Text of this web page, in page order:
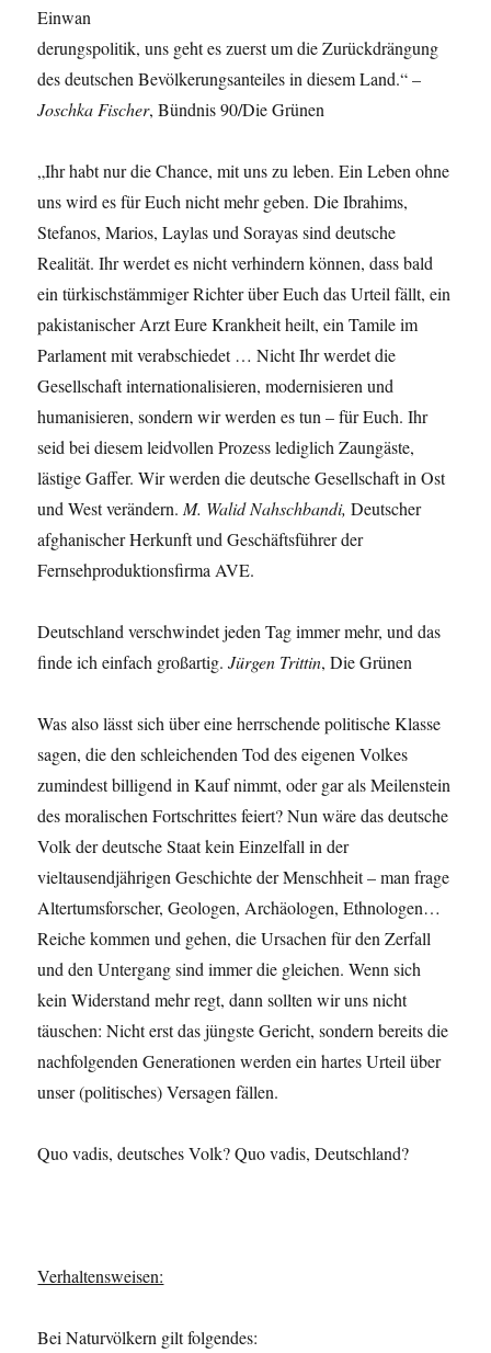
Einwan
derungspolitik, uns geht es zuerst um die Zurückdrängung
des deutschen Bevölkerungsanteiles in diesem Land.“ –
Joschka Fischer, Bündnis 90/Die Grünen
„Ihr habt nur die Chance, mit uns zu leben. Ein Leben ohne
uns wird es für Euch nicht mehr geben. Die Ibrahims,
Stefanos, Marios, Laylas und Sorayas sind deutsche
Realität. Ihr werdet es nicht verhindern können, dass bald
ein türkischstämmiger Richter über Euch das Urteil fällt, ein
pakistanischer Arzt Eure Krankheit heilt, ein Tamile im
Parlament mit verabschiedet … Nicht Ihr werdet die
Gesellschaft internationalisieren, modernisieren und
humanisieren, sondern wir werden es tun – für Euch. Ihr
seid bei diesem leidvollen Prozess lediglich Zaungäste,
lästige Gaffer. Wir werden die deutsche Gesellschaft in Ost
und West verändern. M. Walid Nahschbandi, Deutscher
afghanischer Herkunft und Geschäftsführer der
Fernsehproduktionsfirma AVE.
Deutschland verschwindet jeden Tag immer mehr, und das
finde ich einfach großartig.Jürgen Trittin, Die Grünen
Was also lässt sich über eine herrschende politische Klasse
sagen, die den schleichenden Tod des eigenen Volkes
zumindest billigend in Kauf nimmt, oder gar als Meilenstein
des moralischen Fortschrittes feiert? Nun wäre das deutsche
Volk der deutsche Staat kein Einzelfall in der
vieltausendjährigen Geschichte der Menschheit – man frage
Altertumsforscher, Geologen, Archäologen, Ethnologen…
Reiche kommen und gehen, die Ursachen für den Zerfall
und den Untergang sind immer die gleichen. Wenn sich
kein Widerstand mehr regt, dann sollten wir uns nicht
täuschen: Nicht erst das jüngste Gericht, sondern bereits die
nachfolgenden Generationen werden ein hartes Urteil über
unser (politisches) Versagen fällen.
Quo vadis, deutsches Volk? Quo vadis, Deutschland?
Verhaltensweisen:
Bei Naturvölkern gilt folgendes: